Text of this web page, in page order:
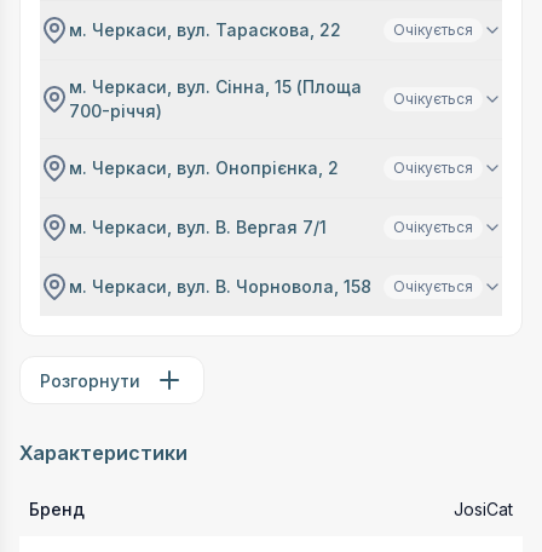
м. Черкаси, вул. Тараскова, 22 Очікується
м. Черкаси, вул. Сінна, 15 (Площа
700-річчя)
Очікується
м. Черкаси, вул. Онопрієнка, 2 Очікується
м. Черкаси, вул. В. Вергая 7/1 Очікується
м. Черкаси, вул. В. Чорновола, 158 Очікується
Розгорнути
Характеристики
Бренд JosiCat